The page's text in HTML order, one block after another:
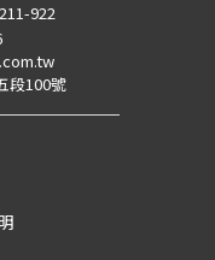
922
段100號